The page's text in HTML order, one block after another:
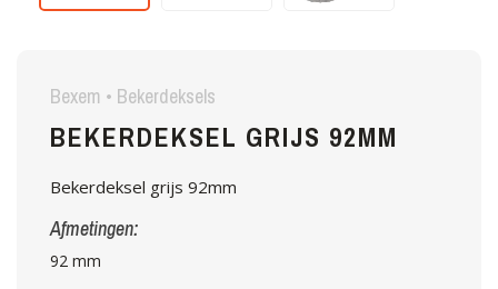
Bexem • Bekerdeksels
BEKERDEKSEL GRIJS 92MM
Bekerdeksel grijs 92mm
Afmetingen:
92 mm